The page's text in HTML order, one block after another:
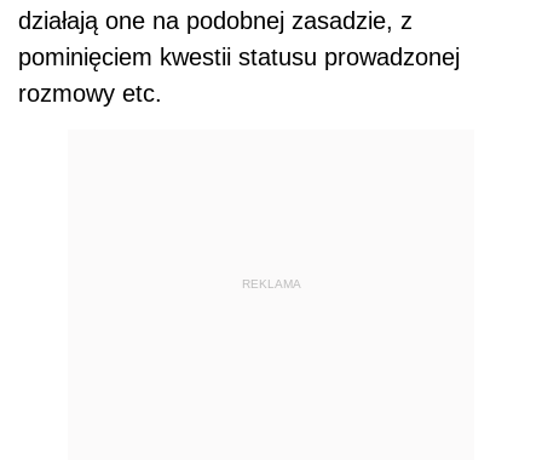
działają one na podobnej zasadzie, z
pominięciem kwestii statusu prowadzonej
rozmowy etc.
REKLAMA